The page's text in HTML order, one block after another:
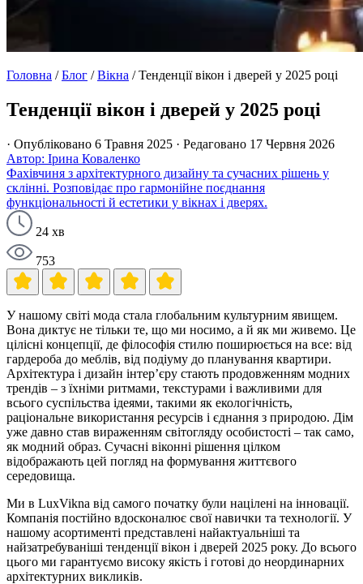
Головна /Блог /Вікна /Тенденції вікон і дверей у 2025 році
Тенденції вікон і дверей у 2025 році
· Опубліковано 6 Травня 2025 · Редаговано 17 Червня 2026
Автор: Ірина Коваленко
Фахівчиня з архітектурного дизайну та сучасних рішень у
склінні. Розповідає про гармонійне поєднання
функціональності й естетики у вікнах і дверях.
24 хв
753
У нашому світі мода стала глобальним культурним явищем.
Вона диктує не тільки те, що ми носимо, а й як ми живемо. Це
цілісні концепції, де філософія стилю поширюється на все: від
гардероба до меблів, від подіуму до планування квартири.
Архітектура і дизайн інтер’єру стають продовженням модних
трендів – з їхніми ритмами, текстурами і важливими для
всього суспільства ідеями, такими як екологічність,
раціональне використання ресурсів і єднання з природою. Дім
уже давно став вираженням світогляду особистості – так само,
як модний образ. Сучасні віконні рішення цілком
відображають цей погляд на формування життєвого
середовища.
Ми в LuxVikna від самого початку були націлені на інновації.
Компанія постійно вдосконалює свої навички та технології. У
нашому асортименті представлені найактуальніші та
найзатребуваніші тенденції вікон і дверей 2025 року. До всього
цього ми гарантуємо високу якість і готові до неординарних
архітектурних викликів.